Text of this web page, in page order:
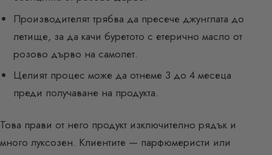
Производителят трябва да пресече джунглата до
летище, за да качи буретото с етерично масло от
розово дърво на самолет.
Целият процес може да отнеме 3 до 4 месеца
преди получаване на продукта.
Това прави от него продукт изключително рядък и
много луксозен. Клиентите — парфюмеристи или